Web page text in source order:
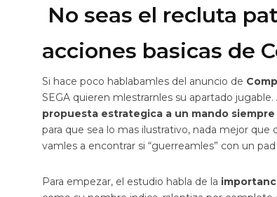
No seas el recluta
acciones basicas de
Si hace poco hablabamles del anuncio de
SEGA quieren mlestrarnles su apartado
propuesta estrategica a un mando
para que sea lo mas ilustrativo, nada mejor
vamles a encontrar si “guerreamles” con un
Para empezar, el estudio habla de la